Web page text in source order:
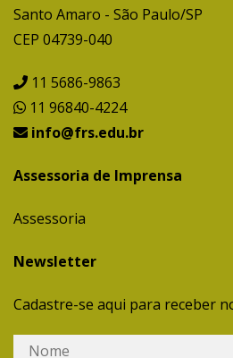
Santo Amaro - São Paulo/SP
CEP 04739-040
11 5686-9863
11 96840-4224
info@frs.edu.br
Assessoria de Imprensa
Assessoria
Newsletter
Cadastre-se aqui para receber